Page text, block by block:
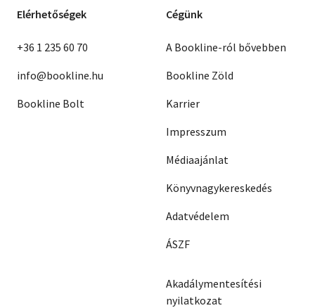
Elérhetőségek
+36 1 235 60 70
info@bookline.hu
Bookline Bolt
Cégünk
A Bookline-ról bővebben
Bookline Zöld
Karrier
Impresszum
Médiaajánlat
Könyvnagykereskedés
Adatvédelem
ÁSZF
Akadálymentesítési
nyilatkozat